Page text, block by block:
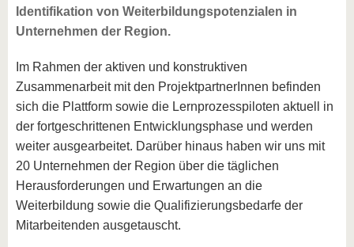
Identifikation von Weiterbildungspotenzialen in
Unternehmen der Region.
Im Rahmen der aktiven und konstruktiven
Zusammenarbeit mit den ProjektpartnerInnen befinden
sich die Plattform sowie die Lernprozesspiloten aktuell in
der fortgeschrittenen Entwicklungsphase und werden
weiter ausgearbeitet. Darüber hinaus haben wir uns mit
20 Unternehmen der Region über die täglichen
Herausforderungen und Erwartungen an die
Weiterbildung sowie die Qualifizierungsbedarfe der
Mitarbeitenden ausgetauscht.